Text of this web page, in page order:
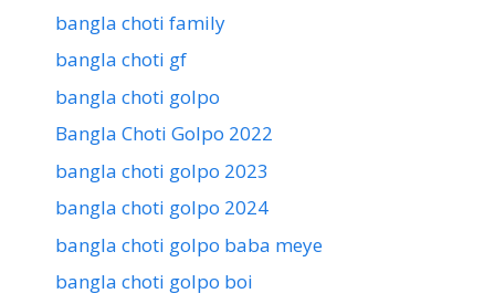
bangla choti family
bangla choti gf
bangla choti golpo
Bangla Choti Golpo 2022
bangla choti golpo 2023
bangla choti golpo 2024
bangla choti golpo baba meye
bangla choti golpo boi